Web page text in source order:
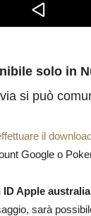
solo in
si può
il
Google o
Apple
sarà